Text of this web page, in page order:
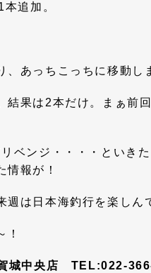
追加。
、あっちこっちに移動し
結果は2本だけ。まぁ前
ベンジ・・・・といき
情報が！
週は日本海釣行を楽しん
！
城中央店 TEL:022-